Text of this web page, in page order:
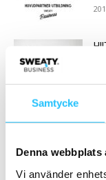
Samtycke
Denna webbplats
Vi använder